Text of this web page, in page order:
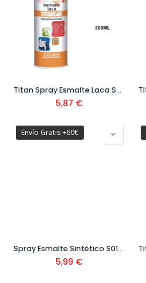
Titan Spray Esmalte Laca S02 200 ml
5,87 €
Envío Gratis +60€
Spray Esmalte Sintético S01 200ml
5,99 €